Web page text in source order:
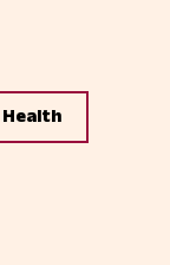
Health